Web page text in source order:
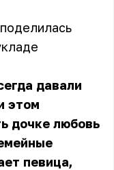
давали
этом
дочке любовь
певица,